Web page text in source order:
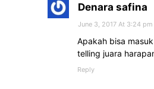
Denara safina
June 3, 2017 At 3:24 pm
Apakah bisa
telling juara
Reply